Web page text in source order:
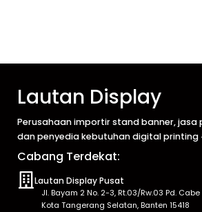
Lautan Display
Perusahaan importir stand banner, jasa
dan penyedia kebutuhan digital printing
Cabang Terdekat:
Lautan Display Pusat
Jl. Bayam 2 No. 2-3, Rt.03/Rw.03 Pd.
Kota Tangerang Selatan, Banten 15418